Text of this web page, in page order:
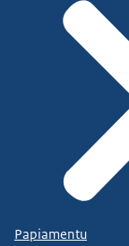
Papiamentu